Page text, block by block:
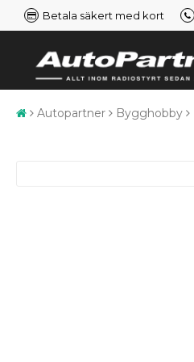
Betala säkert med kort
Autopartner Bygghobby